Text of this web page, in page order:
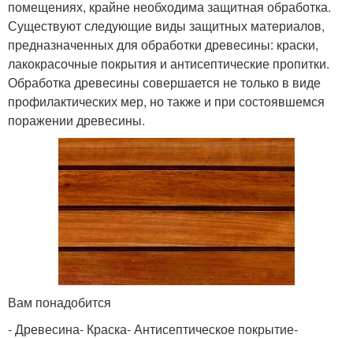
помещениях, крайне необходима защитная обработка.
Существуют следующие виды защитных материалов,
предназначенных для обработки древесины: краски,
лакокрасочные покрытия и антисептические пропитки.
Обработка древесины совершается не только в виде
профилактических мер, но также и при состоявшемся
поражении древесины.
Вам понадобится
- Древесина- Краска- Антисептическое покрытие-